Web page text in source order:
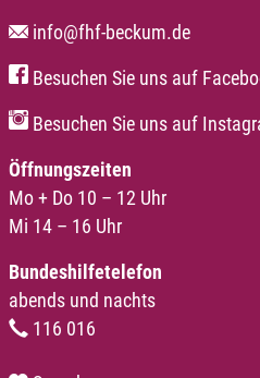
info@fhf-beckum.de
Besuchen Sie uns auf
Besuchen Sie uns auf
Öffnungszeiten
Mo + Do 10 – 12 Uhr
Mi 14 – 16 Uhr
Bundeshilfetelefon
abends und nachts
116 016